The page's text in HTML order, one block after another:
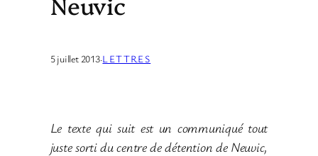
5 juillet 2013·LETTRES
Le texte qui suit est un communiqué tout
juste sorti du centre de détention de Neuvic,